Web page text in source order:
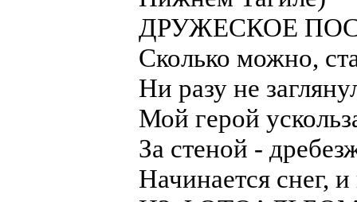
ДРУЖЕСКОЕ
Сколько можно,
Ни разу не
Мой герой
За стеной -
Начинается снег,